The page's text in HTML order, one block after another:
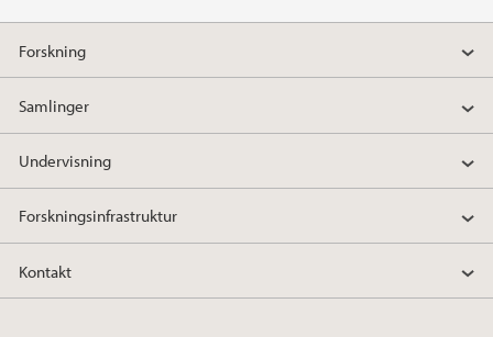
Forskning
Samlinger
Undervisning
Forskningsinfrastruktur
Kontakt